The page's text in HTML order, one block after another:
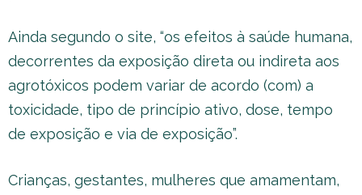
Ainda segundo o site, “os efeitos à saúde humana,
decorrentes da exposição direta ou indireta aos
agrotóxicos podem variar de acordo (com) a
toxicidade, tipo de princípio ativo, dose, tempo
de exposição e via de exposição”.
Crianças, gestantes, mulheres que amamentam,